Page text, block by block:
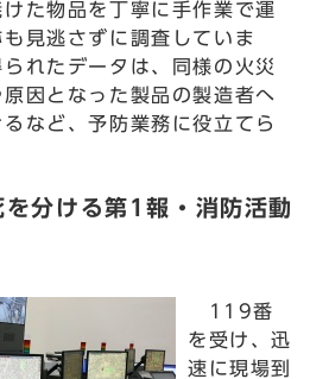
た物品を丁寧に手作業で運
見逃さずに調査していま
れたデータは、同様の火災
因となった製品の製造者へ
など、予防業務に役立てら
分ける第1報・消防活動
119番
を受け、迅
速に現場到